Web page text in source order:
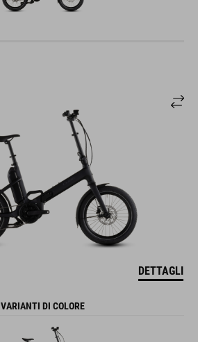
DETTAGLI
VARIANTI DI COLORE